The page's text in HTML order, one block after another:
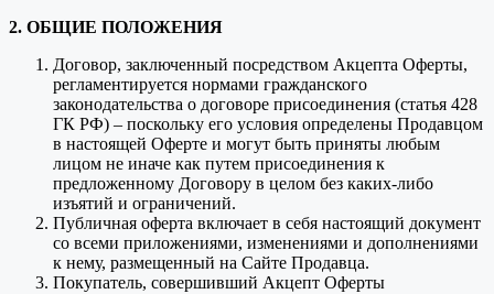
2. ОБЩИЕ ПОЛОЖЕНИЯ
Договор, заключенный посредством Акцепта Оферты,
регламентируется нормами гражданского
законодательства о договоре присоединения (статья 428
ГК РФ) – поскольку его условия определены Продавцом
в настоящей Оферте и могут быть приняты любым
лицом не иначе как путем присоединения к
предложенному Договору в целом без каких-либо
изъятий и ограничений.
Публичная оферта включает в себя настоящий документ
со всеми приложениями, изменениями и дополнениями
к нему, размещенный на Сайте Продавца.
Покупатель, совершивший Акцепт Оферты